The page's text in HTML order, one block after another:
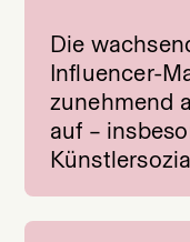
Die
Influencer-
zunehmend
auf –